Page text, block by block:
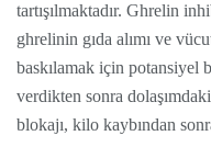
tartışılmaktadır. Ghrelin
ghrelinin gıda alımı ve
baskılamak için
verdikten sonra
blokajı, kilo kaybından